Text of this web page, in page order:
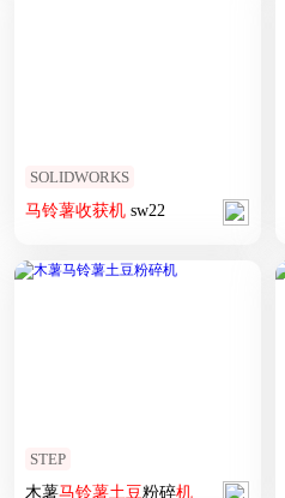
SOLIDWORKS
马铃薯收获机sw22
STEP
木薯马铃薯土豆粉碎机